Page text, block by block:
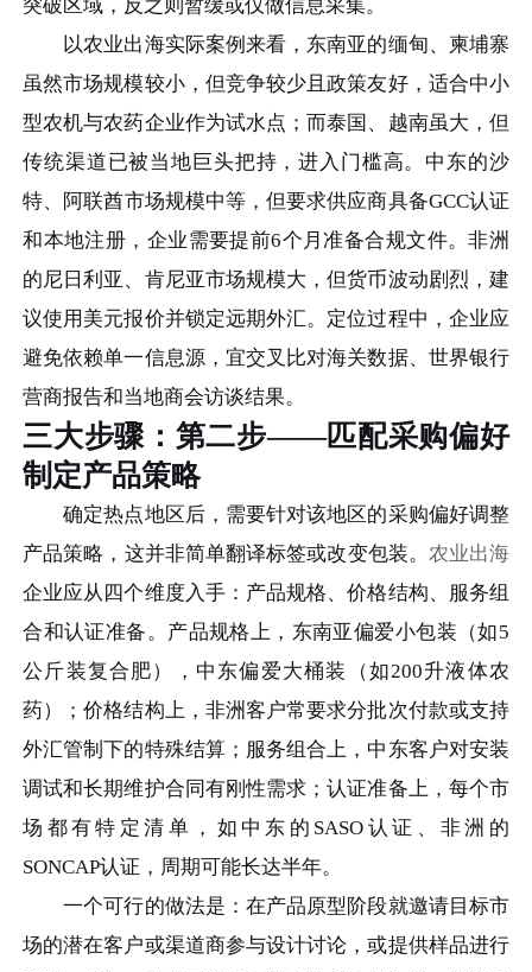
突破区域，反之则暂缓或仅做信息采集。
以农业出海实际案例来看，东南亚的缅甸、柬埔寨
虽然市场规模较小，但竞争较少且政策友好，适合中小
型农机与农药企业作为试水点；而泰国、越南虽大，但
传统渠道已被当地巨头把持，进入门槛高。中东的沙
特、阿联酋市场规模中等，但要求供应商具备GCC认证
和本地注册，企业需要提前6个月准备合规文件。非洲
的尼日利亚、肯尼亚市场规模大，但货币波动剧烈，建
议使用美元报价并锁定远期外汇。定位过程中，企业应
避免依赖单一信息源，宜交叉比对海关数据、世界银行
营商报告和当地商会访谈结果。
三大步骤：第二步——匹配采购偏好
制定产品策略
确定热点地区后，需要针对该地区的采购偏好调整
产品策略，这并非简单翻译标签或改变包装。 农业出海
企业应从四个维度入手：产品规格、价格结构、服务组
合和认证准备。产品规格上，东南亚偏爱小包装（如5
公斤装复合肥），中东偏爱大桶装（如200升液体农
药）；价格结构上，非洲客户常要求分批次付款或支持
外汇管制下的特殊结算；服务组合上，中东客户对安装
调试和长期维护合同有刚性需求；认证准备上，每个市
场都有特定清单，如中东的SASO认证、非洲的
SONCAP认证，周期可能长达半年。
一个可行的做法是：在产品原型阶段就邀请目标市
场的潜在客户或渠道商参与设计讨论，或提供样品进行